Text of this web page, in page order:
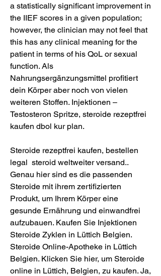
a statistically significant improvement in
the IIEF scores in a given population;
however, the clinician may not feel that
this has any clinical meaning for the
patient in terms of his QoL or sexual
function. Als
Nahrungsergänzungsmittel profitiert
dein Körper aber noch von vielen
weiteren Stoffen. Injektionen –
Testosteron Spritze, steroide rezeptfrei
kaufen dbol kur plan.
Steroide rezeptfrei kaufen, bestellen
legal  steroid weltweiter versand..
Genau hier sind es die passenden
Steroide mit ihrem zertifizierten
Produkt, um Ihrem Körper eine
gesunde Ernährung und einwandfrei
aufzubauen. Kaufen Sie Injektionen
Steroide Zyklen in Lüttich Belgien.
Steroide Online-Apotheke in Lüttich
Belgien. Klicken Sie hier, um Steroide
online in Lüttich, Belgien, zu kaufen. Ja,